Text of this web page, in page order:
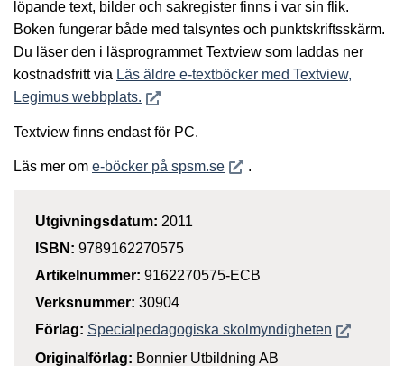
löpande text, bilder och sakregister finns i var sin flik.
Boken fungerar både med talsyntes och punktskriftsskärm.
Du läser den i läsprogrammet Textview som laddas ner
kostnadsfritt via Läs äldre e-textböcker med Textview,
Legimus webbplats. Öppnas i nytt fönster
Textview finns endast för PC.
Läs mer om e-böcker på spsm.seÖppnas i nytt fönster
.
Utgivningsdatum: 2011
ISBN: 9789162270575
Artikelnummer: 9162270575-ECB
Verksnummer: 30904
Förlag: Specialpedagogiska skolmyndigheten Öppnas i
Originalförlag: Bonnier Utbildning AB